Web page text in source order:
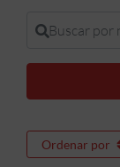
Buscar por
Ordenar por